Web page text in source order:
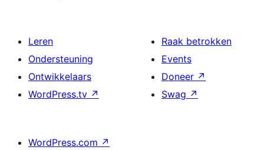
Leren
Ondersteuning
Ontwikkelaars
WordPress.tv ↗
Raak betrokken
Events
Doneer ↗
Swag ↗
WordPress.com ↗